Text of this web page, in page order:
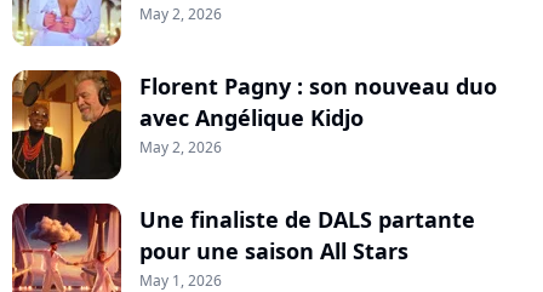
May 2, 2026
Florent Pagny : son nouveau duo
avec Angélique Kidjo
May 2, 2026
Une finaliste de DALS partante
pour une saison All Stars
May 1, 2026